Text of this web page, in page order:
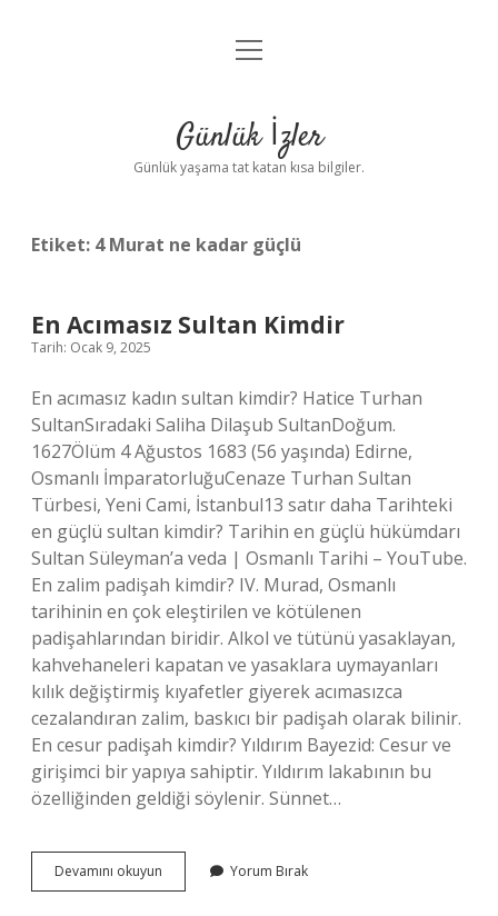
Anasayfa
Yasal Uyarı
menüyü
Günlük İzler
Günlük yaşama tat katan kısa bilgiler.
Etiket: 4 Murat ne kadar güçlü
En Acımasız Sultan Kimdir
Tarih: Ocak 9, 2025
En acımasız kadın sultan kimdir? Hatice Turhan
SultanSıradaki Saliha Dilaşub SultanDoğum.
1627Ölüm 4 Ağustos 1683 (56 yaşında) Edirne,
Osmanlı İmparatorluğuCenaze Turhan Sultan
Türbesi, Yeni Cami, İstanbul13 satır daha Tarihteki
en güçlü sultan kimdir? Tarihin en güçlü hükümdarı
Sultan Süleyman’a veda | Osmanlı Tarihi – YouTube.
En zalim padişah kimdir? IV. Murad, Osmanlı
tarihinin en çok eleştirilen ve kötülenen
padişahlarından biridir. Alkol ve tütünü yasaklayan,
kahvehaneleri kapatan ve yasaklara uymayanları
kılık değiştirmiş kıyafetler giyerek acımasızca
cezalandıran zalim, baskıcı bir padişah olarak bilinir.
En cesur padişah kimdir? Yıldırım Bayezid: Cesur ve
girişimci bir yapıya sahiptir. Yıldırım lakabının bu
özelliğinden geldiği söylenir. Sünnet…
Devamını okuyun
Acımasız
Yorum Bırak